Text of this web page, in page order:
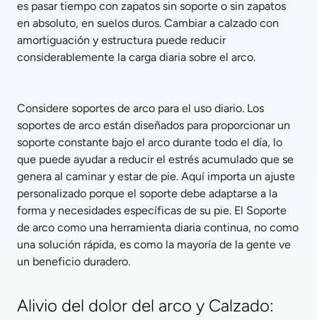
es pasar tiempo con zapatos sin soporte o sin zapatos
en absoluto, en suelos duros. Cambiar a calzado con
amortiguación y estructura puede reducir
considerablemente la carga diaria sobre el arco.
Considere soportes de arco para el uso diario. Los
soportes de arco están diseñados para proporcionar un
soporte constante bajo el arco durante todo el día, lo
que puede ayudar a reducir el estrés acumulado que se
genera al caminar y estar de pie. Aquí importa un ajuste
personalizado porque el soporte debe adaptarse a la
forma y necesidades específicas de su pie. El Soporte
de arco como una herramienta diaria continua, no como
una solución rápida, es como la mayoría de la gente ve
un beneficio duradero.
Alivio del dolor del arco y Calzado: